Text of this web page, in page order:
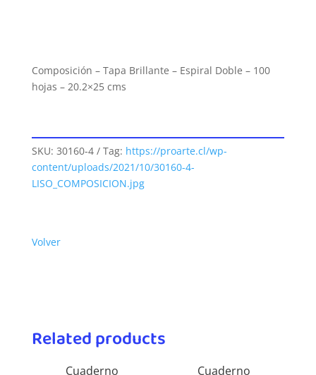
Composición – Tapa Brillante – Espiral Doble – 100
hojas – 20.2×25 cms
SKU: 30160-4 Tag: https://proarte.cl/wp-
content/uploads/2021/10/30160-4-
LISO_COMPOSICION.jpg
Volver
Related products
Cuaderno Cuaderno